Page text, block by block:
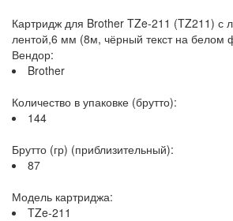
Картридж для Brother TZe-211 (TZ211) с
лентой,6 мм (8м, чёрный текст на белом
Вендор:
Brother
Количество в упаковке (брутто):
144
Брутто (гр) (приблизительный):
87
Модель картриджа:
TZe-211